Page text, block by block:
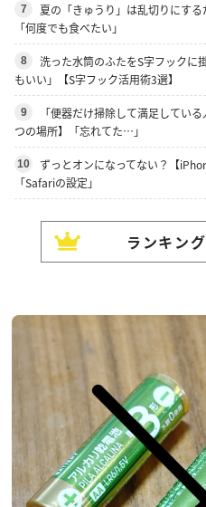
7
夏の「きゅうり」は乱切りにす
「何度でも食べたい」
8
洗った水筒のふたをS字フックに
もいい」【S字フック活用術3選】
9
「便器だけ掃除して満足してい
つの場所】「忘れてた…」
10
ずっとオンになってない？【
「Safariの設定」
ランキン